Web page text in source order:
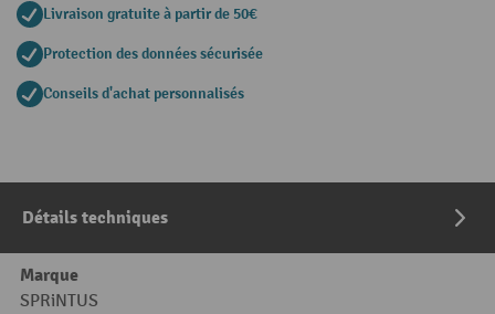
Livraison gratuite à partir de 50€
Protection des données sécurisée
Conseils d'achat personnalisés
Détails techniques
Marque
SPRiNTUS